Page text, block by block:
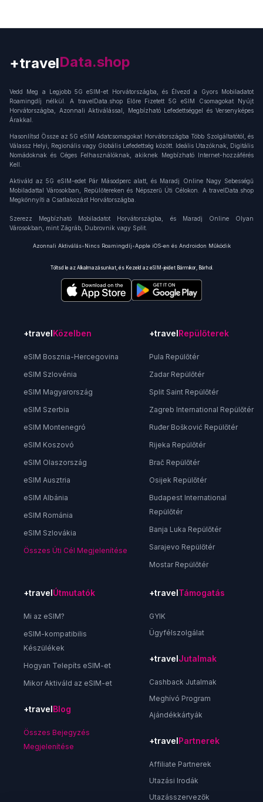
+travelConnection
Vedd Meg a Legjobb 5G eSIM-et Horvátországba, és Élvezd a Gyors Mobiladatot
Roamingdíj nélkül. A travelData.shop Előre Fizetett 5G eSIM Csomagokat Nyújt
Horvátországba, Azonnali Aktiválással, Megbízható Lefedettséggel és Versenyképes
Árakkal.
Hasonlítsd Össze az 5G eSIM Adatcsomagokat Horvátországba Több Szolgáltatótól, és
Válassz Helyi, Regionális vagy Globális Lefedettség között. Ideális Utazóknak, Digitális
Nomádoknak és Céges Felhasználóknak, akiknek Megbízható Internet-hozzáférés
Kell.
Aktiváld az 5G eSIM-edet Pár Másodperc alatt, és Maradj Online Nagy Sebességű
Mobiladattal Városokban, Repülőtereken és Népszerű Úti Célokon. A travelData.shop
Megkönnyíti a Csatlakozást Horvátországba.
Szerezz Megbízható Mobiladatot Horvátországba, és Maradj Online Olyan
Városokban, mint Zágráb, Dubrovnik vagy Split.
Azonnali Aktiválás•Nincs Roamingdíj•Apple iOS-en és Androidon Működik
Töltsd le az Alkalmazásunkat, és Kezeld az eSIM-jeidet Bármikor, Bárhol.
+travelKözelben
eSIM Bosznia-Hercegovina
eSIM Szlovénia
eSIM Magyarország
eSIM Szerbia
eSIM Montenegró
eSIM Koszovó
eSIM Olaszország
eSIM Ausztria
eSIM Albánia
eSIM Románia
eSIM Szlovákia
Összes Úti Cél Megjelenítése
+travelRepülőterek
Pula Repülőtér
Zadar Repülőtér
Split Saint Repülőtér
Zagreb International Repülőtér
Ruđer Bošković Repülőtér
Rijeka Repülőtér
Brač Repülőtér
Osijek Repülőtér
Budapest International
Repülőtér
Banja Luka Repülőtér
Sarajevo Repülőtér
Mostar Repülőtér
+travelÚtmutatók
Mi az eSIM?
eSIM-kompatibilis
Készülékek
Hogyan Telepíts eSIM-et
Mikor Aktiváld az eSIM-et
+travelBlog
Összes Bejegyzés
Megjelenítése
+travelTámogatás
GYIK
Ügyfélszolgálat
+travelJutalmak
Cashback Jutalmak
Meghívó Program
Ajándékkártyák
+travelPartnerek
Affiliate Partnerek
Utazási Irodák
Utazásszervezők